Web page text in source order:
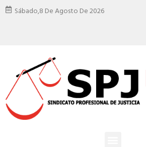
Sábado,8 De Agosto De 2026